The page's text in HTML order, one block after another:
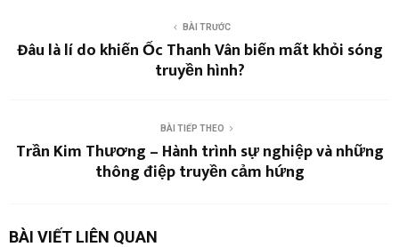
BÀI TRƯỚC
Đâu là lí do khiến Ốc Thanh Vân biến mất khỏi sóng
truyền hình?
BÀI TIẾP THEO
Trần Kim Thương – Hành trình sự nghiệp và những
thông điệp truyền cảm hứng
BÀI VIẾT LIÊN QUAN